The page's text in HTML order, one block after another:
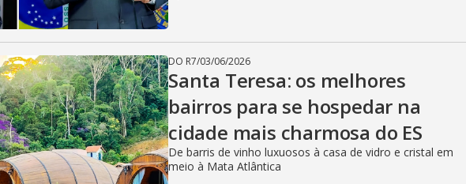
DO R7/03/06/2026
Santa Teresa: os melhores
bairros para se hospedar na
cidade mais charmosa do ES
De barris de vinho luxuosos à casa de vidro e cristal em
meio à Mata Atlântica